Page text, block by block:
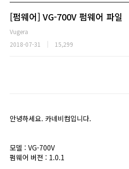
[펌웨어] VG-700V 펌웨어 파일
Vugera
2018-07-31
15,299
안녕하세요. 카네비컴입니다.
모델 : VG-700V
펌웨어 버젼 : 1.0.1